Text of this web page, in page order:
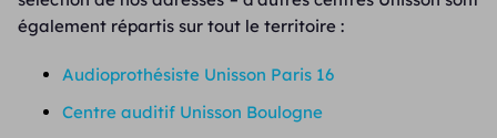
également répartis sur tout le territoire :
Audioprothésiste Unisson Paris 16
Centre auditif Unisson Boulogne